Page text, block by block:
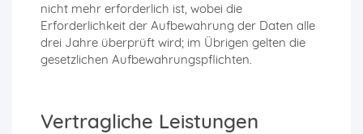
nicht mehr erforderlich ist, wobei die
Erforderlichkeit der Aufbewahrung der Daten alle
drei Jahre überprüft wird; im Übrigen gelten die
gesetzlichen Aufbewahrungspflichten.
Vertragliche Leistungen